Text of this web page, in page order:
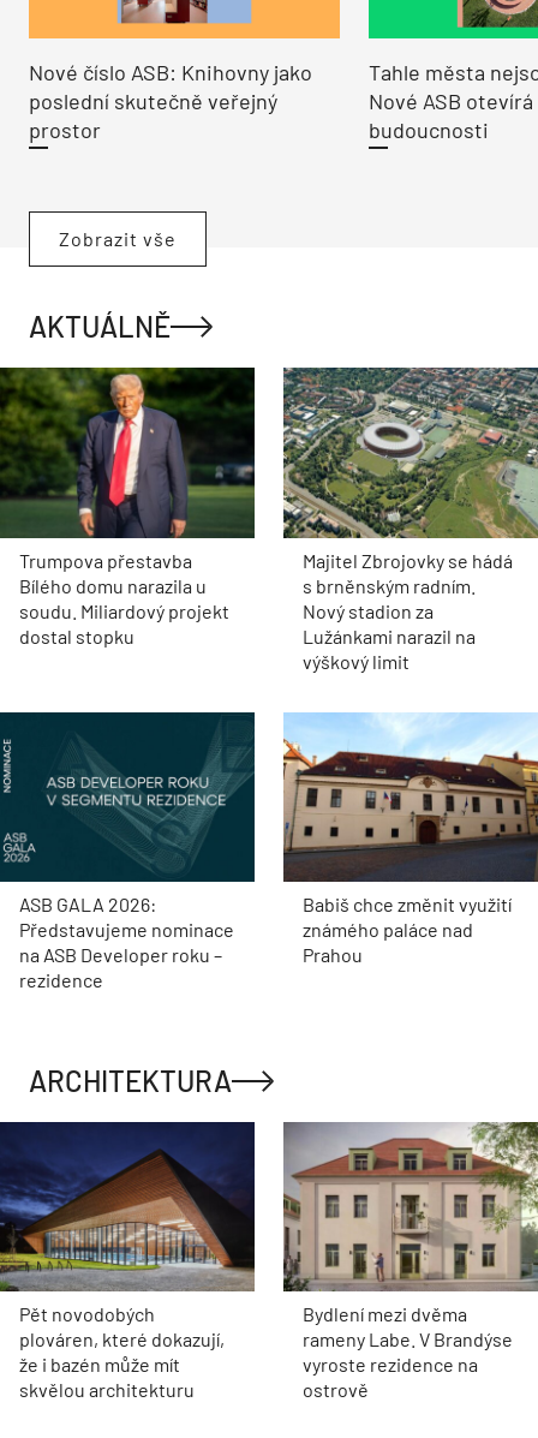
Nové číslo ASB: Knihovny jako
poslední skutečně veřejný
prostor
Tahle města
Nové ASB
budoucnosti
Zobrazit vše
AKTUÁLNĚ
Trumpova přestavba
Bílého domu narazila u
soudu. Miliardový projekt
dostal stopku
Majitel Zbrojovky se hádá
s brněnským radním.
Nový stadion za
Lužánkami narazil na
výškový limit
ASB GALA 2026:
Představujeme nominace
na ASB Developer roku –
rezidence
Babiš chce změnit využití
známého paláce nad
Prahou
ARCHITEKTURA
Pět novodobých
plováren, které dokazují,
že i bazén může mít
skvělou architekturu
Bydlení mezi dvěma
rameny Labe. V Brandýse
vyroste rezidence na
ostrově